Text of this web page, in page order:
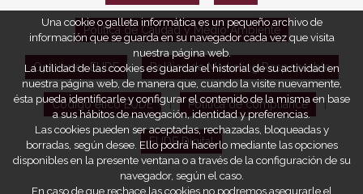
Política de Calidad y Medio Ambiente
Opiniones EUDE Política de Marketing Responsable
Código ético EUDE Política de compliance
EUDE Digital
Una cookie o galleta informática es un pequeño archivo de
información que se guarda en su navegador cada vez que visita
nuestra página web.
La utilidad de las cookies es guardar el historial de su actividad en
nuestra página web, de manera que, cuando la visite nuevamente,
ésta pueda identificarle y configurar el contenido de la misma en base
a sus hábitos de navegación, identidad y preferencias.
Las cookies pueden ser aceptadas, rechazadas, bloqueadas y
borradas, según desee. Ello podrá hacerlo mediante las opciones
disponibles en la presente ventana o a través de la configuración de su
navegador, según el caso.
En caso de que rechace las cookies no podremos asegurarle el